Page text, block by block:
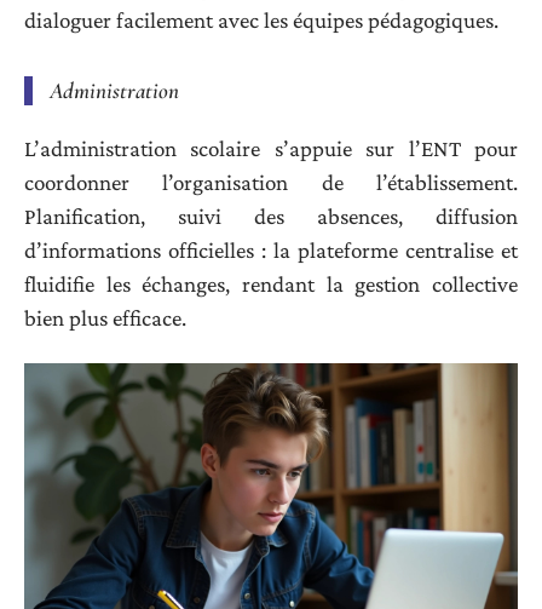
dialoguer facilement avec les équipes pédagogiques.
Administration
L’administration scolaire s’appuie sur l’ENT pour
coordonner l’organisation de l’établissement.
Planification, suivi des absences, diffusion
d’informations officielles : la plateforme centralise et
fluidifie les échanges, rendant la gestion collective
bien plus efficace.